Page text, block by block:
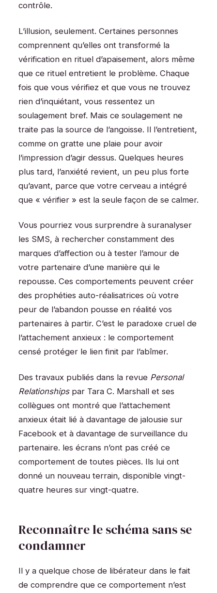
contrôle.
L’illusion, seulement. Certaines personnes
comprennent qu’elles ont transformé la
vérification en rituel d’apaisement, alors même
que ce rituel entretient le problème. Chaque
fois que vous vérifiez et que vous ne trouvez
rien d’inquiétant, vous ressentez un
soulagement bref. Mais ce soulagement ne
traite pas la source de l’angoisse. Il l’entretient,
comme on gratte une plaie pour avoir
l’impression d’agir dessus. Quelques heures
plus tard, l’anxiété revient, un peu plus forte
qu’avant, parce que votre cerveau a intégré
que « vérifier » est la seule façon de se calmer.
Vous pourriez vous surprendre à suranalyser
les SMS, à rechercher constamment des
marques d’affection ou à tester l’amour de
votre partenaire d’une manière qui le
repousse. Ces comportements peuvent créer
des prophéties auto-réalisatrices où votre
peur de l’abandon pousse en réalité vos
partenaires à partir. C’est le paradoxe cruel de
l’attachement anxieux : le comportement
censé protéger le lien finit par l’abîmer.
Des travaux publiés dans la revue Personal
Relationshipspar Tara C. Marshall et ses
collègues ont montré que l’attachement
anxieux était lié à davantage de jalousie sur
Facebook et à davantage de surveillance du
partenaire. les écrans n’ont pas créé ce
comportement de toutes pièces. Ils lui ont
donné un nouveau terrain, disponible vingt-
quatre heures sur vingt-quatre.
Reconnaître le schéma sans se
condamner
Il y a quelque chose de libérateur dans le fait
de comprendre que ce comportement n’est